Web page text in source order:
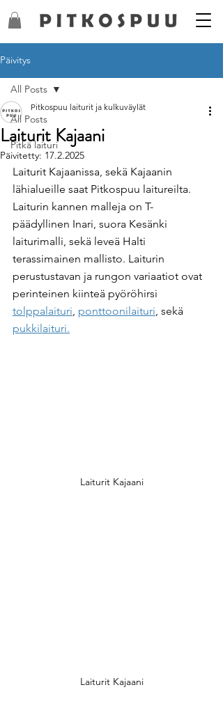
Päivitys
All Posts
Pitkä laituri
All Posts
Laiturit Kajaani
Pitkospuu laiturit ja kulkuväylät
Päivitetty: 17.2.2025
Laiturit Kajaanissa, sekä Kajaanin
lähialueille saat Pitkospuu laitureilta.
Laiturin kannen malleja on T-
päädyllinen Inari, suora Kesänki
laiturimalli, sekä leveä Halti
terassimainen mallisto. Laiturin
perustustavan ja rungon variaatiot ovat
perinteinen kiinteä pyöröhirsi
tolppalaituri, ponttoonilaituri, sekä
pukkilaituri.
Laiturit Kajaani
Laiturit Kajaani